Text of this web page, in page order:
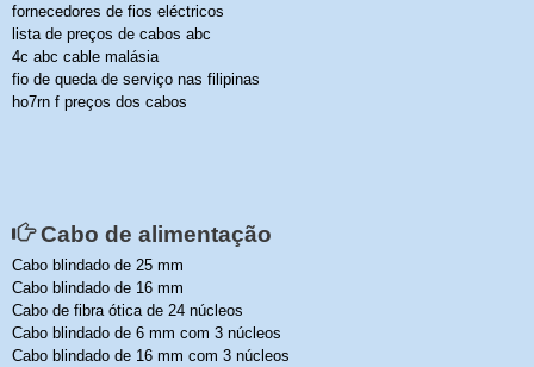
fornecedores de fios eléctricos
lista de preços de cabos abc
4c abc cable malásia
fio de queda de serviço nas filipinas
ho7rn f preços dos cabos
Cabo de alimentação
Cabo blindado de 25 mm
Cabo blindado de 16 mm
Cabo de fibra ótica de 24 núcleos
Cabo blindado de 6 mm com 3 núcleos
Cabo blindado de 16 mm com 3 núcleos